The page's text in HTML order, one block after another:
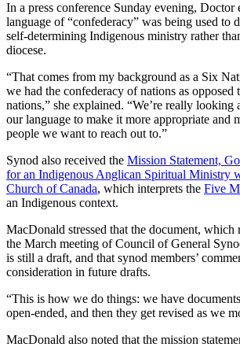
In a press conference Sunday evening,
language of “confederacy” was being used to
self-determining Indigenous ministry rather
diocese.
“That comes from my background as a Six
we had the confederacy of nations as opposed
nations,” she explained. “We’re really looking
our language to make it more appropriate and
people we want to reach out to.”
Synod also received the Mission Statement,
for an Indigenous Anglican Spiritual Ministry
Church of Canada, which interprets the Five
an Indigenous context.
MacDonald stressed that the document,
the March meeting of Council of General
is still a draft, and that synod members’
consideration in future drafts.
“This is how we do things: we have
open-ended, and then they get revised as we
MacDonald also noted that the mission